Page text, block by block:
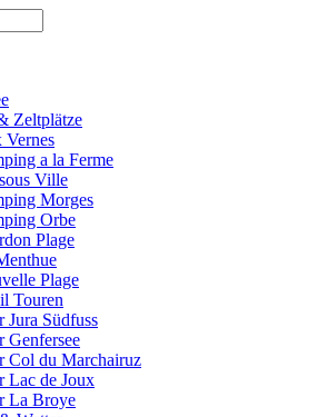
Zeltplätze
Vernes
a la Ferme
Ville
Morges
Orbe
Plage
Plage
Touren
Jura Südfuss
Genfersee
Col du Marchairuz
Lac de Joux
La Broye